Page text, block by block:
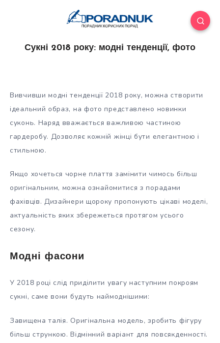
Сукні 2018 року: модні тенденції, фото
Вивчивши модні тенденції 2018 року, можна створити
ідеальний образ, на фото представлено новинки
суконь. Наряд вважається важливою частиною
гардеробу. Дозволяє кожній жінці бути елегантною і
стильною.
Якщо хочеться чорне плаття замінити чимось більш
оригінальним, можна ознайомитися з порадами
фахівців. Дизайнери щороку пропонують цікаві моделі,
актуальність яких збережеться протягом усього
сезону.
Модні фасони
У 2018 році слід приділити увагу наступним покроям
сукні, саме вони будуть наймоднішими:
Завищена талія. Оригінальна модель, зробить фігуру
більш стрункою. Відмінний варіант для повсякденності.